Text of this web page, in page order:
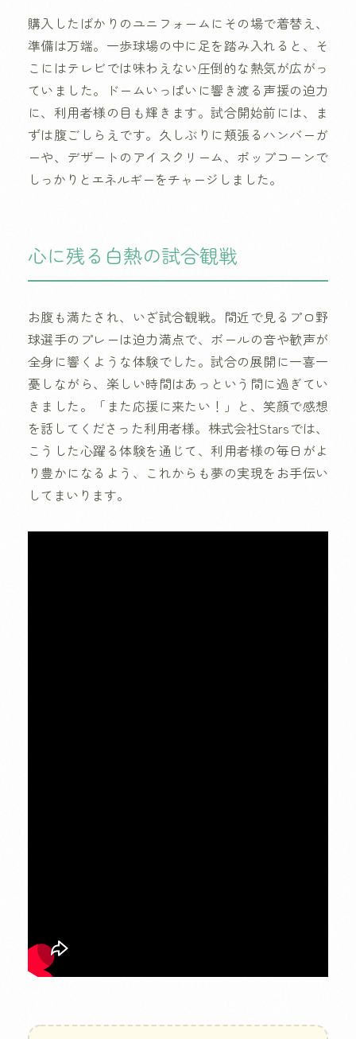
購入したばかりのユニフォームにその場で着替え、
準備は万端。一歩球場の中に足を踏み入れると、そ
こにはテレビでは味わえない圧倒的な熱気が広がっ
ていました。ドームいっぱいに響き渡る声援の迫力
に、利用者様の目も輝きます。試合開始前には、ま
ずは腹ごしらえです。久しぶりに頬張るハンバーガ
ーや、デザートのアイスクリーム、ポップコーンで
しっかりとエネルギーをチャージしました。
心に残る白熱の試合観戦
お腹も満たされ、いざ試合観戦。間近で見るプロ野
球選手のプレーは迫力満点で、ボールの音や歓声が
全身に響くような体験でした。試合の展開に一喜一
憂しながら、楽しい時間はあっという間に過ぎてい
きました。「また応援に来たい！」と、笑顔で感想
を話してくださった利用者様。株式会社Starsでは、
こうした心躍る体験を通じて、利用者様の毎日がよ
り豊かになるよう、これからも夢の実現をお手伝い
してまいります。